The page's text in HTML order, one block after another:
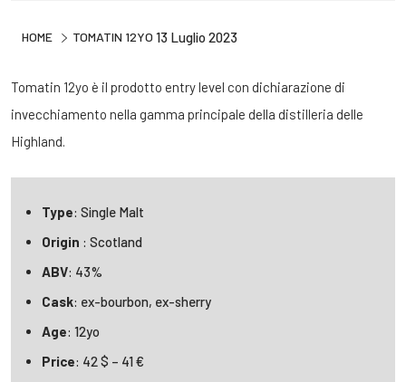
HOME TOMATIN 12YO 13 Luglio 2023
Tomatin 12yo è il prodotto entry level con dichiarazione di
invecchiamento nella gamma principale della distilleria delle
Highland.
Type: Single Malt
Origin : Scotland
ABV: 43%
Cask: ex-bourbon, ex-sherry
Age: 12yo
Price: 42 $ – 41 €